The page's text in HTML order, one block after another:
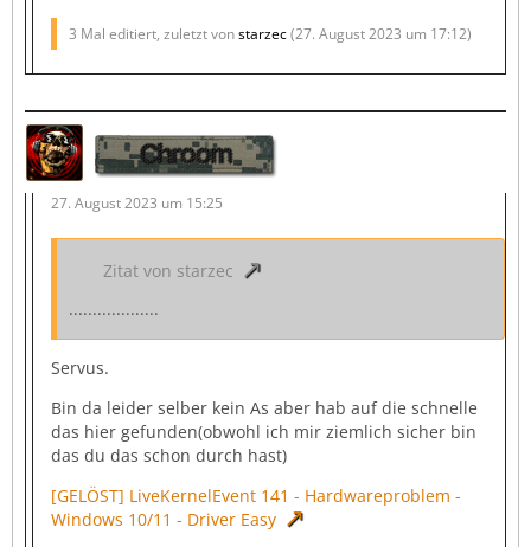
3 Mal editiert, zuletzt vonstarzec(27. August 2023 um 17:12)
Chroom
27. August 2023 um 15:25
Zitat von starzec
...................
Servus.
Bin da leider selber kein As aber hab auf die schnelle
das hier gefunden(obwohl ich mir ziemlich sicher bin
das du das schon durch hast)
[GELÖST] LiveKernelEvent 141 - Hardwareproblem -
Windows 10/11 - Driver Easy